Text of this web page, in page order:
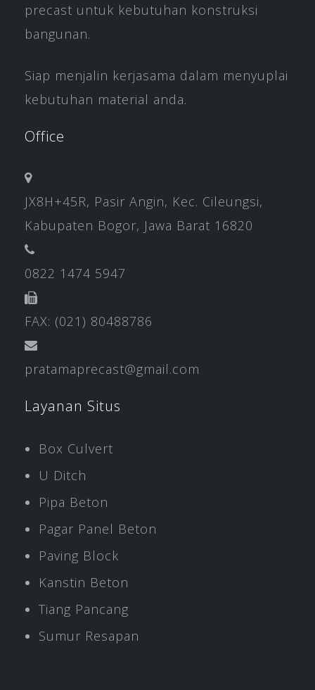
precast untuk kebutuhan konstruksi
bangunan.
Siap menjalin kerjasama dalam menyuplai
kebutuhan material anda.
Office
JX8H+45R, Pasir Angin, Kec. Cileungsi,
Kabupaten Bogor, Jawa Barat 16820
0822 1474 5947
FAX: (021) 80488786
pratamaprecast@gmail.com
Layanan Situs
Box Culvert
U Ditch
Pipa Beton
Pagar Panel Beton
Paving Block
Kanstin Beton
Tiang Pancang
Sumur Resapan